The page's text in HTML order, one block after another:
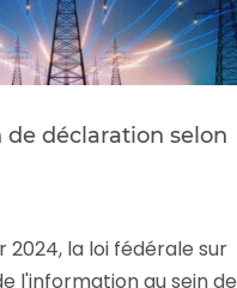
déclaration selon
2024, la loi fédérale sur
l'information au sein de